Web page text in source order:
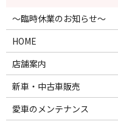
～臨時休業のお知らせ～
HOME
店舗案内
新車・中古車販売
愛車のメンテナンス